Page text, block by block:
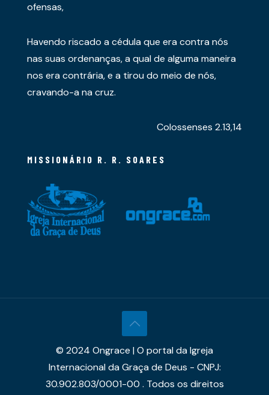
ofensas,
Havendo riscado a cédula que era contra nós
nas suas ordenanças, a qual de alguma maneira
nos era contrária, e a tirou do meio de nós,
cravando-a na cruz.
Colossenses 2.13,14
MISSIONÁRIO R. R. SOARES
© 2024 Ongrace | O portal da Igreja
Internacional da Graça de Deus - CNPJ:
30.902.803/0001-00 . Todos os direitos